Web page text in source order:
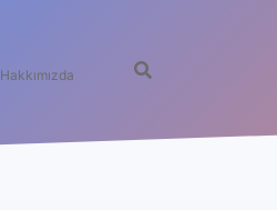
Hakkımızda